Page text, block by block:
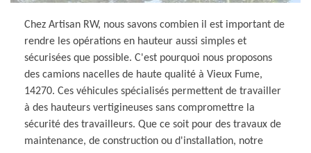
Chez Artisan RW, nous savons combien il est important de
rendre les opérations en hauteur aussi simples et
sécurisées que possible. C'est pourquoi nous proposons
des camions nacelles de haute qualité à Vieux Fume,
14270. Ces véhicules spécialisés permettent de travailler
à des hauteurs vertigineuses sans compromettre la
sécurité des travailleurs. Que ce soit pour des travaux de
maintenance, de construction ou d'installation, notre